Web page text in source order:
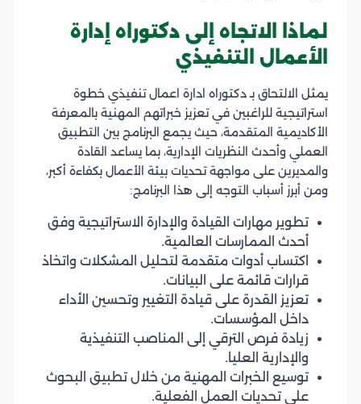
لماذا الاتجاه إلى دكتوراه إدارة
الأعمال التنفيذي
يمثل الالتحاق بـ دكتوراه ادارة اعمال تنفيذي خطوة
استراتيجية للراغبين في تعزيز خبراتهم المهنية بالمعرفة
الأكاديمية المتقدمة، حيث يجمع البرنامج بين التطبيق
العملي وأحدث النظريات الإدارية، بما يساعد القادة
والمديرين على مواجهة تحديات بيئة الأعمال بكفاءة أكبر،
ومن أبرز أسباب التوجه إلى هذا البرنامج:
تطوير مهارات القيادة والإدارة الاستراتيجية وفق
أحدث الممارسات العالمية.
اكتساب أدوات متقدمة لتحليل المشكلات واتخاذ
قرارات قائمة على البيانات.
تعزيز القدرة على قيادة التغيير وتحسين الأداء
داخل المؤسسات.
زيادة فرص الترقي إلى المناصب التنفيذية
والإدارية العليا.
توسيع الخبرات المهنية من خلال تطبيق البحوث
على تحديات العمل الفعلية.